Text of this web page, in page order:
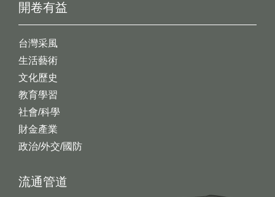
開卷有益
台灣采風
生活藝術
文化歷史
教育學習
社會/科學
財金產業
政治/外交/國防
流通管道